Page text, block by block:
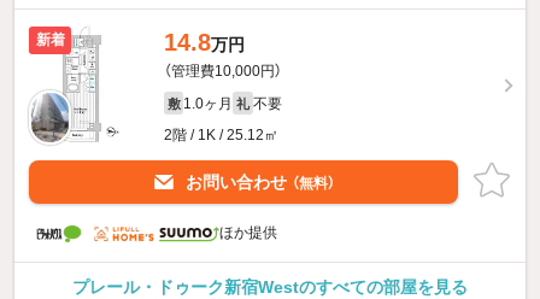
新着 14.8万円
（管理費10,000円）
敷 1.0ヶ月 礼 不要
2階 / 1K / 25.12㎡
お問い合わせ （無料）
ほか提供
プレール・ドゥーク新宿Westのすべての部屋を見る